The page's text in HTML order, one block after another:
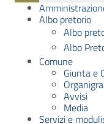
Albo pretorio
Albo
Albo
Comune
Giunta e
Avvisi
Media
Servizi e